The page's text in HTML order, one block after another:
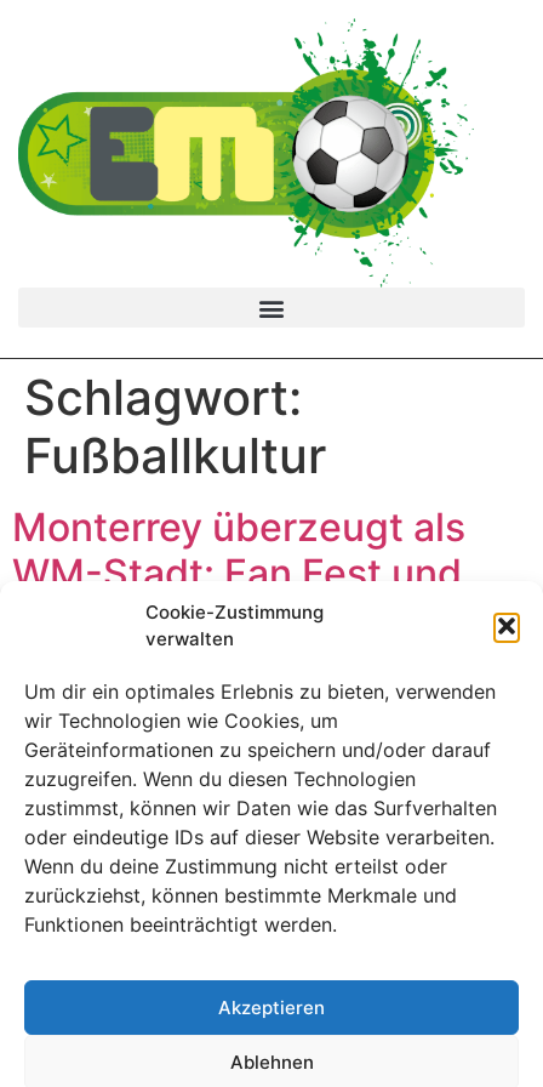
Cookie-Zustimmung
verwalten
Um dir ein optimales Erlebnis zu bieten, verwenden
wir Technologien wie Cookies, um
Geräteinformationen zu speichern und/oder darauf
zuzugreifen. Wenn du diesen Technologien
zustimmst, können wir Daten wie das Surfverhalten
oder eindeutige IDs auf dieser Website verarbeiten.
Wenn du deine Zustimmung nicht erteilst oder
zurückziehst, können bestimmte Merkmale und
Funktionen beeinträchtigt werden.
Akzeptieren
Ablehnen
Schlagwort:
Fußballkultur
Monterrey überzeugt als
WM-Stadt: Fan Fest und
Fußballkultur wecken
Eine Rivalität, eine Stadt, ein Fan Fest – warum
Monterrey still und leise beweist, dass es auf der